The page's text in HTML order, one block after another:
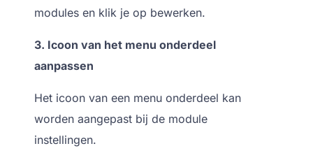
modules en klik je op bewerken.
3. Icoon van het menu onderdeel
aanpassen
Het icoon van een menu onderdeel kan
worden aangepast bij de module
instellingen.